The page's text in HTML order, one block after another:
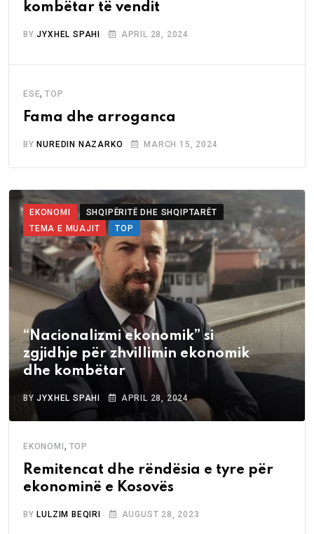
kombëtar të vendit
BYJYXHEL SPAHI APRIL 28, 2024
ESE,TOP
Fama dhe arroganca
BY NUREDIN NAZARKO MARCH 15, 2024
EKONOMI
SHQIPËRITË DHE SHQIPTARËT
TEMA E MUAJIT
TOP
“Nacionalizmi ekonomik” si
zgjidhje për zhvillimin ekonomik
dhe kombëtar
BYJYXHEL SPAHI APRIL 28, 2024
EKONOMI , TOP
Remitencat dhe rëndësia e tyre për
ekonominë e Kosovës
BY LULZIM BEQIRI AUGUST 28, 2023